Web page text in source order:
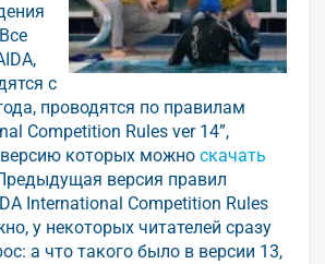
с
проводятся по правилам
Competition Rules ver 14”,
которых можно скачать
версия правил
International Competition Rules
у некоторых читателей сразу
а что такого было в версии 13,